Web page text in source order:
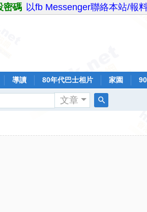
密碼 以fb Messenger聯絡本站/報
導讀 80年代巴士相片 家園
文章